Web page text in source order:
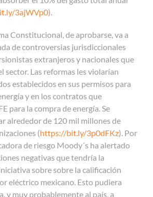
3ajWVp0).
Constitucional, de aprobarse, va a
de controversias jurisdiccionales
extranjeros y nacionales que
sector. Las reformas les violarían
establecidos en sus permisos para
y en los contratos que
para la compra de energía. Se
alrededor de 120 mil millones de
(https://bit.ly/3p0dFKz). Por
de riesgo Moody´s ha alertado
negativas que tendría la
sobre sobre la calificación
eléctrico mexicano. Esto pudiera
y muy probablemente al país, a